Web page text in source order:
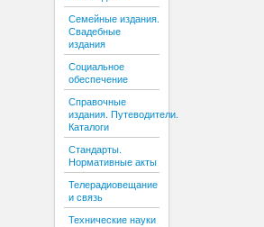
Семейные издания.
Свадебные
издания
Социальное
обеспечение
Справочные
издания. Путеводители.
Каталоги
Стандарты.
Нормативные акты
Телерадиовещание
и связь
Технические науки